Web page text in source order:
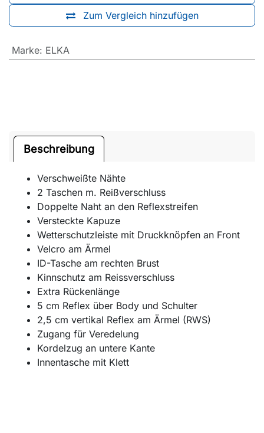
Zum Vergleich hinzufügen
Marke: ELKA
Beschreibung
Verschweißte Nähte
2 Taschen m. Reißverschluss
Doppelte Naht an den Reflexstreifen
Versteckte Kapuze
Wetterschutzleiste mit Druckknöpfen an Front
Velcro am Ärmel
ID-Tasche am rechten Brust
Kinnschutz am Reissverschluss
Extra Rückenlänge
5 cm Reflex über Body und Schulter
2,5 cm vertikal Reflex am Ärmel (RWS)
Zugang für Veredelung
Kordelzug an untere Kante
Innentasche mit Klett